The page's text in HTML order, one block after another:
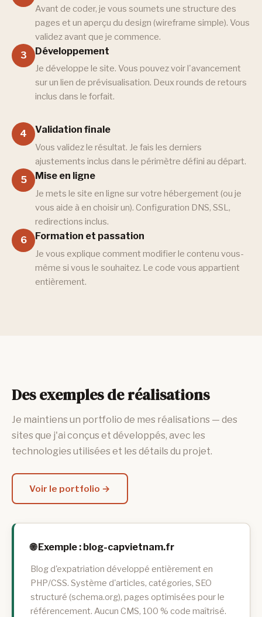
Avant de coder, je vous soumets une structure des
pages et un aperçu du design (wireframe simple). Vous
validez avant que je commence.
3 Développement
Je développe le site. Vous pouvez voir l'avancement
sur un lien de prévisualisation. Deux rounds de retours
inclus dans le forfait.
4 Validation finale
Vous validez le résultat. Je fais les derniers
ajustements inclus dans le périmètre défini au départ.
5 Mise en ligne
Je mets le site en ligne sur votre hébergement (ou je
vous aide à en choisir un). Configuration DNS, SSL,
redirections inclus.
6 Formation et passation
Je vous explique comment modifier le contenu vous-
même si vous le souhaitez. Le code vous appartient
entièrement.
Des exemples de réalisations
Je maintiens un portfolio de mes réalisations — des
sites que j'ai conçus et développés, avec les
technologies utilisées et les détails du projet.
Voir le portfolio →
🌐 Exemple : blog-capvietnam.fr
Blog d'expatriation développé entièrement en
PHP/CSS. Système d'articles, catégories, SEO
structuré (schema.org), pages optimisées pour le
référencement. Aucun CMS, 100 % code maîtrisé.